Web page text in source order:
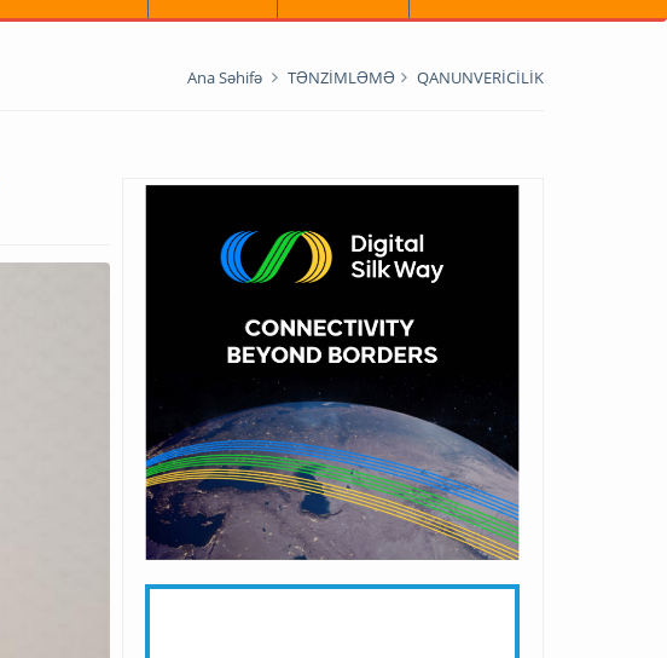
Ana Səhifə TƏNZİMLƏMƏ QANUNVERİCİLİK